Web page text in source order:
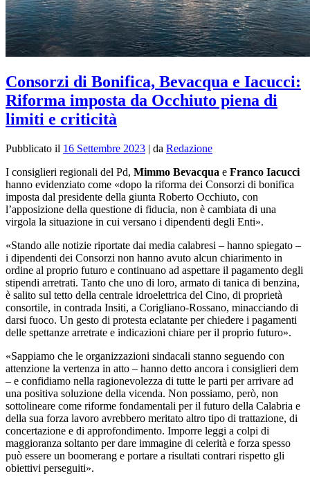
Consorzi di Bonifica, Bevacqua e Iacucci:
Riforma imposta da Occhiuto piena di
limiti e criticità
Pubblicato il 16 Settembre 2023 | da Redazione
I consiglieri regionali del Pd, Mimmo Bevacqua e Franco Iacucci
hanno evidenziato come «dopo la riforma dei Consorzi di bonifica
imposta dal presidente della giunta Roberto Occhiuto, con
l’apposizione della questione di fiducia, non è cambiata di una
virgola la situazione in cui versano i dipendenti degli Enti».
«Stando alle notizie riportate dai media calabresi – hanno spiegato –
i dipendenti dei Consorzi non hanno avuto alcun chiarimento in
ordine al proprio futuro e continuano ad aspettare il pagamento degli
stipendi arretrati. Tanto che uno di loro, armato di tanica di benzina,
è salito sul tetto della centrale idroelettrica del Cino, di proprietà
consortile, in contrada Insiti, a Corigliano-Rossano, minacciando di
darsi fuoco. Un gesto di protesta eclatante per chiedere i pagamenti
delle spettanze arretrate e indicazioni chiare per il proprio futuro».
«Sappiamo che le organizzazioni sindacali stanno seguendo con
attenzione la vertenza in atto – hanno detto ancora i consiglieri dem
– e confidiamo nella ragionevolezza di tutte le parti per arrivare ad
una positiva soluzione della vicenda. Non possiamo, però, non
sottolineare come riforme fondamentali per il futuro della Calabria e
della sua forza lavoro avrebbero meritato altro tipo di trattazione, di
concertazione e di approfondimento. Imporre leggi a colpi di
maggioranza soltanto per dare immagine di celerità e forza spesso
può essere un boomerang e portare a risultati contrari rispetto gli
obiettivi perseguiti».